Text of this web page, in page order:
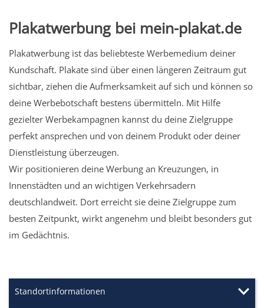
Plakatwerbung bei mein-plakat.de
Plakatwerbung ist das beliebteste Werbemedium deiner
Kundschaft. Plakate sind über einen längeren Zeitraum gut
sichtbar, ziehen die Aufmerksamkeit auf sich und können so
deine Werbebotschaft bestens übermitteln. Mit Hilfe
gezielter Werbekampagnen kannst du deine Zielgruppe
perfekt ansprechen und von deinem Produkt oder deiner
Dienstleistung überzeugen.
Wir positionieren deine Werbung an Kreuzungen, in
Innenstädten und an wichtigen Verkehrsadern
deutschlandweit. Dort erreicht sie deine Zielgruppe zum
besten Zeitpunkt, wirkt angenehm und bleibt besonders gut
im Gedächtnis.
Standortinformationen